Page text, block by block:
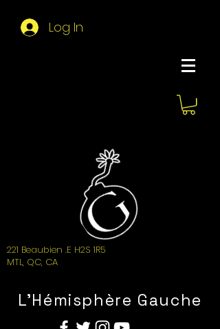
Log In
221 Beaubien .E H2S 1R5
MTL, QC, CA
L'Hémisphère Gauche